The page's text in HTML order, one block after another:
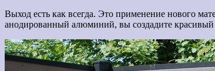
Выход есть как всегда. Это применение нового
анодированный алюминий, вы создадите